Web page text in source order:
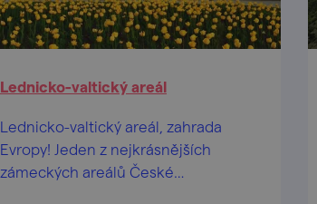
Lednicko-valtický areál
Lednicko-valtický areál, zahrada
Evropy! Jeden z nejkrásnějších
zámeckých areálů České